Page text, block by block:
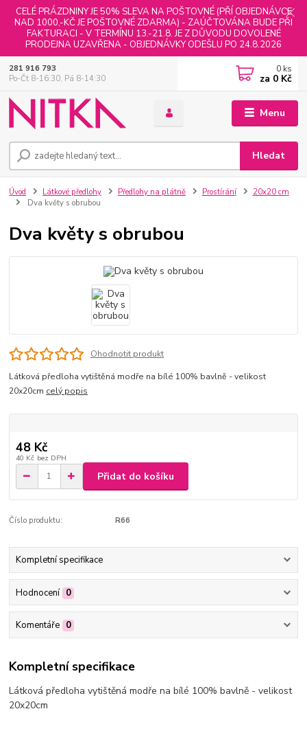
CELÉ PRÁZDNINY JE 50% SLEVA NA POŠTOVNÉ (PŘÍ OBJEDNÁVCE
NAD 1000,-KČ JE POŠTOVNÉ ZDARMA) - ZAÚČTOVÁNA BUDE PŘI
FAKTURACI - V TERMÍNU 13.-21.8. JE Z DŮVODU DOVOLENÉ
PRODEJNA UZAVŘENA - OBJEDNÁVKY ODEŠLU PO 24.8.2026
Menu
Hledat
281 916 793
Po-Čt 8-16:30, Pá 8-14:30
0 ks
za 0 Kč
Úvod Látkové předlohy Předlohy na plátně Prostírání
20x20 cm
Dva květy s obrubou
Dva květy s obrubou
Ohodnotit produkt
Látková předloha vytištěná modře na bílé 100% bavlně - velikost
20x20cm celý popis
48 Kč
40 Kč bez DPH
Přidat do košíku
Číslo produktu: R66
Kompletní specifikace
Hodnocení 0
Komentáře 0
Kompletní specifikace
Látková předloha vytištěná modře na bílé 100% bavlně - velikost
20x20cm